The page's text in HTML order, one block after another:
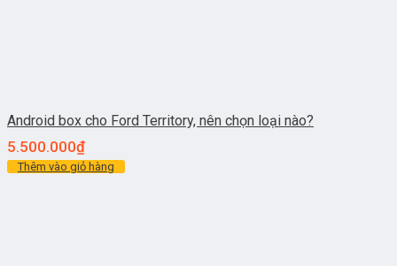
Android box cho Ford Territory, nên chọn loại nào?
5.500.000₫
Thêm vào giỏ hàng